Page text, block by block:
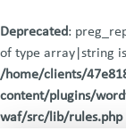
Deprecated:
of type array|string
/home/clients/
content/plugins/
waf/src/lib/rules.php